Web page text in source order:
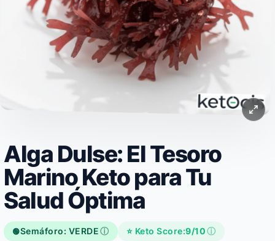
Alga Dulse: El Tesoro
Marino Keto para Tu
Salud Óptima
🟢Semáforo: VERDEⓘ ⭐ Keto Score:9/10ⓘ